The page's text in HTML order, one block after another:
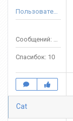
Пользователь
Сообщений: 146
Спасибок: 10
Cat